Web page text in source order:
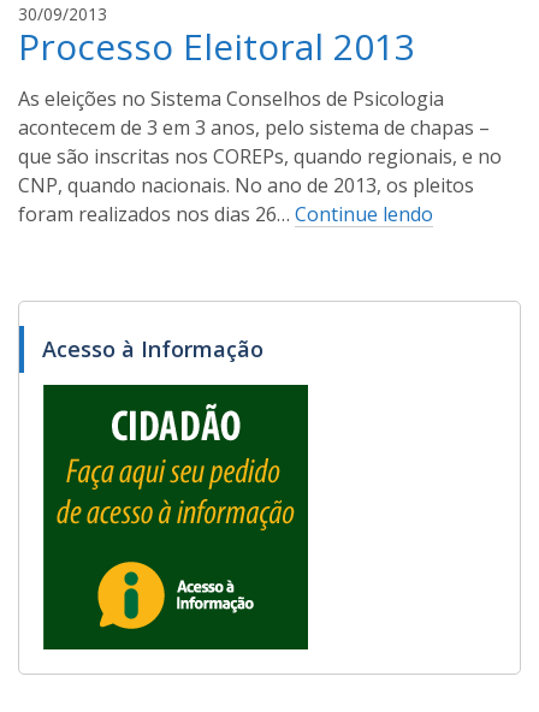
30/09/2013
u
c
a
s
s
a
n
t
Processo Eleitoral 2013
As eleições no Sistema Conselhos de Psicologia
acontecem de 3 em 3 anos, pelo sistema de chapas –
que são inscritas nos COREPs, quando regionais, e no
CNP, quando nacionais. No ano de 2013, os pleitos
foram realizados nos dias 26… Continue lendo
Acesso à Informação